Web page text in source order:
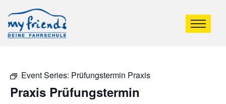
Event Series: Prüfungstermin Praxis
Praxis Prüfungstermin